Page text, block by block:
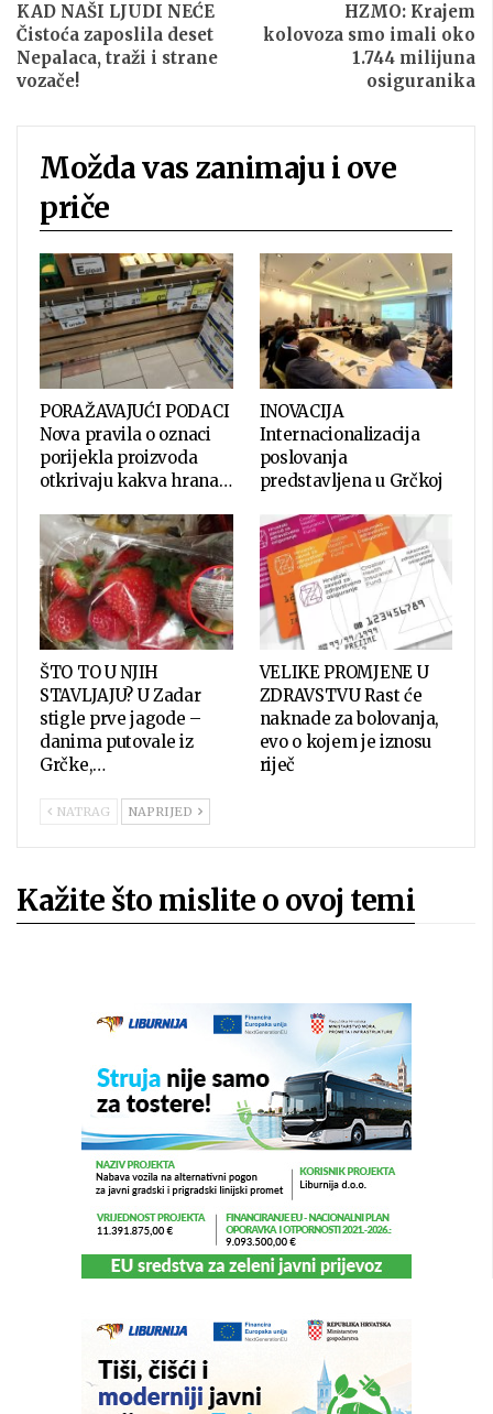
KAD NAŠI LJUDI NEĆE
Čistoća zaposlila deset
Nepalaca, traži i strane
vozače!
HZMO: Krajem
kolovoza smo imali oko
1.744 milijuna
osiguranika
Možda vas zanimaju i ove
priče
PORAŽAVAJUĆI PODACI
Nova pravila o oznaci
porijekla proizvoda
otkrivaju kakva hrana…
INOVACIJA
Internacionalizacija
poslovanja
predstavljena u Grčkoj
ŠTO TO U NJIH
STAVLJAJU? U Zadar
stigle prve jagode –
danima putovale iz
Grčke,…
VELIKE PROMJENE U
ZDRAVSTVU Rast će
naknade za bolovanja,
evo o kojem je iznosu
riječ
NATRAG NAPRIJED
Kažite što mislite o ovoj temi